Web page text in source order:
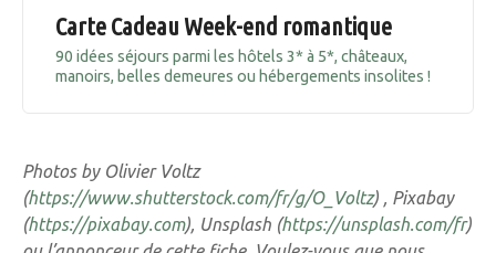
Carte Cadeau Week-end romantique
90 idées séjours parmi les hôtels 3* à 5*, châteaux,
manoirs, belles demeures ou hébergements insolites !
Photos by Olivier Voltz
(https://www.shutterstock.com/fr/g/O_Voltz) , Pixabay
(https://pixabay.com), Unsplash (https://unsplash.com/fr)